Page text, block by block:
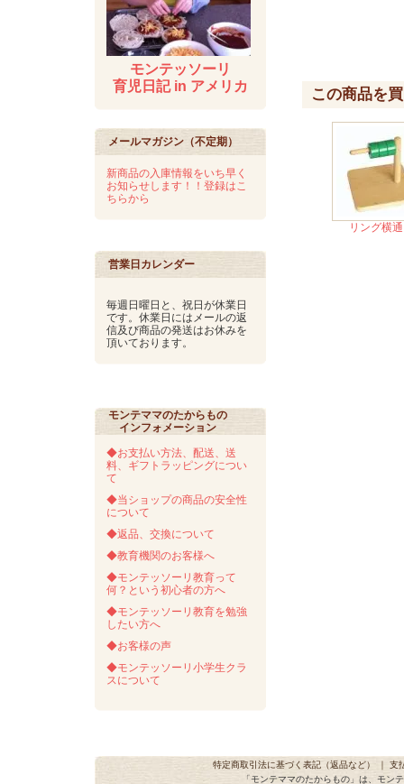
モンテッソーリ
育児日記 in アメリカ
メールマガジン（不定期）
新商品の入庫情報をいち早く
お知らせします！！登録はこ
ちらから
営業日カレンダー
毎週日曜日と、祝日が休業日
です。休業日にはメールの返
信及び商品の発送はお休みを
頂いております。
モンテママのたからもの
インフォメーション
◆お支払い方法、配送、送
料、ギフトラッピングについ
て
◆当ショップの商品の安全性
について
◆返品、交換について
◆教育機関のお客様へ
◆モンテッソーリ教育って
何？という初心者の方へ
◆モンテッソーリ教育を勉強
したい方へ
◆お客様の声
◆モンテッソーリ小学生クラ
スについて
この商品を
リング横
特定商取引法に基づく表記（返品など） ｜ 支
「モンテママのたからもの」は、モン